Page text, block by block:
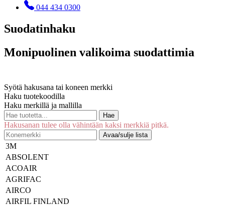
044 434 0300
Suodatinhaku
Monipuolinen valikoima suodattimia
Syötä hakusana tai koneen merkki
Haku tuotekoodilla
Haku merkillä ja mallilla
Hae
Hakusanan tulee olla vähintään kaksi merkkiä pitkä.
Avaa/sulje lista
3M
ABSOLENT
ACOAIR
AGRIFAC
AIRCO
AIRFIL FINLAND